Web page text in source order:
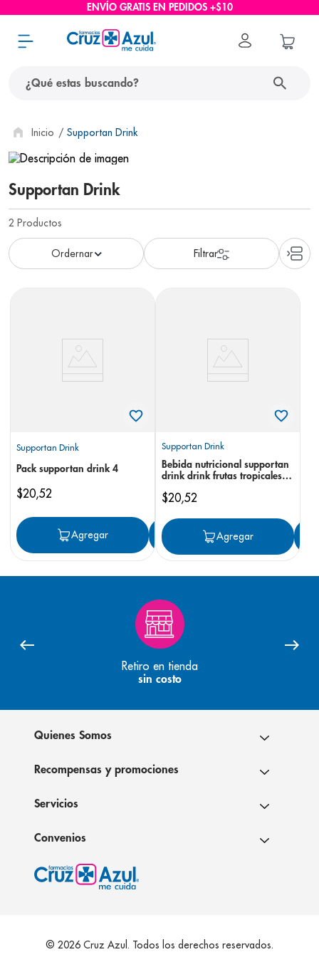
ENVÍO GRATIS EN PEDIDOS +$10
Supportan Drink
Supportan Drink
2 Productos
Supportan Drink
Pack supportan drink 4
$20,52
Agregar Agregar
Supportan Drink
Bebida nutricional supportan
drink drink frutas tropicales
$20,52
Agregar
Retiro en tienda
sin costo
Quienes Somos
Recompensas y promociones
Servicios
Convenios
© 2026 Cruz Azul. Todos los derechos reservados.
términos más buscados
1. protector solar
2. pañales
3. eucerin
4. cerave
nivea
6. bioderma
pediasure
panolini